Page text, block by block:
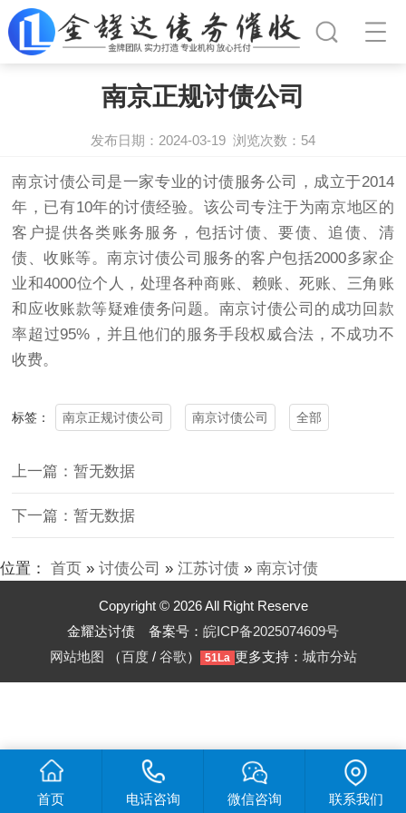
南京正规讨债公司
发布日期：2024-03-19 浏览次数： 54
南京讨债公司 是一家专业的讨债服务公司，成立于2014
年，已有10年的讨债经验。该公司专注于为南京地区的
客户提供各类账务服务，包括讨债、要债、追债、清
债、收账等。南京讨债公司 服务的客户包括2000多家企
业和4000位个人，处理各种商账、赖账、死账、三角账
和应收账款等疑难债务问题。南京讨债公司的成功回款
率超过95%，并且他们的服务手段权威合法，不成功不
收费。
标签： 南京正规讨债公司 南京讨债公司 全部
上一篇：暂无数据
下一篇：暂无数据
位置： 首页 » 讨债公司 » 江苏讨债 » 南京讨债
Copyright © 2026 All Right Reserve
金耀达讨债 备案号： 皖ICP备2025074609号
网站地图 （百度/ 谷歌） 51La 更多支持： 城市分站
首页 电话咨询 微信咨询 联系我们